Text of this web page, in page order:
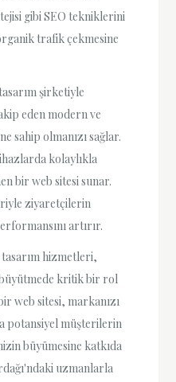
gibi SEO tekniklerini
trafik çekmesine
şirketiyle
eden modern ve
sahip olmanızı sağlar.
kolaylıkla
bir web sitesi sunar.
ziyaretçilerin
artırır.
hizmetleri,
büyütmede kritik bir rol
web sitesi, markanızı
potansiyel müşterilerin
büyümesine katkıda
uzmanlarla